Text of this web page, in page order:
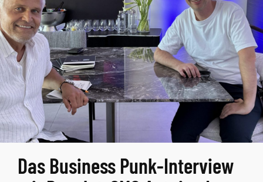
Das Business Punk-Interview